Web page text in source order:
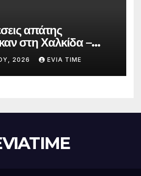
απάτης
στη Χαλκίδα –
ταυτοποιήθηκαν
2026 EVIA TIME